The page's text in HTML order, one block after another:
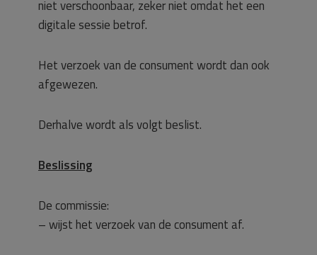
niet verschoonbaar, zeker niet omdat het een
digitale sessie betrof.
Het verzoek van de consument wordt dan ook
afgewezen.
Derhalve wordt als volgt beslist.
Beslissing
De commissie:
– wijst het verzoek van de consument af.